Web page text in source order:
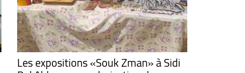
Les expositions «Souk Zman» à Sidi